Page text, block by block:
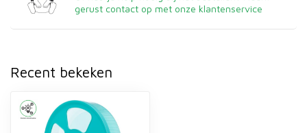
gerust contact op met onze klantenservice
Recent bekeken